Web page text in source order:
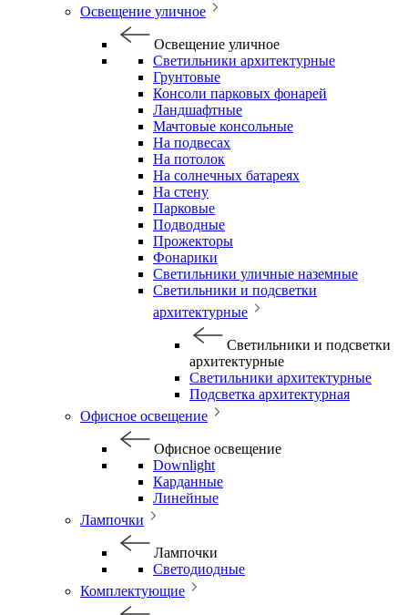
Освещение уличное
Освещение уличное
Светильники архитектурные
Грунтовые
Консоли парковых фонарей
Ландшафтные
Мачтовые консольные
На подвесах
На потолок
На солнечных батареях
На стену
Парковые
Подводные
Прожекторы
Фонарики
Светильники уличные наземные
Светильники и подсветки
архитектурные
Светильники и подсветки
архитектурные
Светильники архитектурные
Подсветка архитектурная
Офисное освещение
Офисное освещение
Downlight
Карданные
Линейные
Лампочки
Лампочки
Светодиодные
Комплектующие